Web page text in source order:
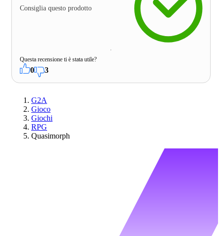
Consiglia questo prodotto
Questa recensione ti è stata utile?
0 3
G2A
Gioco
Giochi
RPG
Quasimorph